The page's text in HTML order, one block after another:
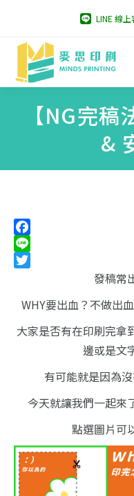
LINE 線上
【NG完
&
Facebook
Line
發稿常
WHY要出血？不做出
大家是否有在印刷完拿
邊或是文
有可能就是因為
今天就讓我們一起來
點選圖片可